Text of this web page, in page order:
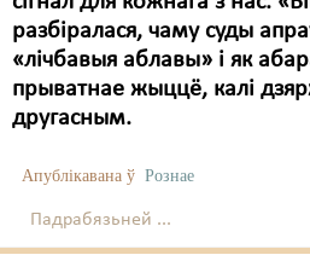
разбіралася, чаму суды
«лічбавыя аблавы» і як
прыватнае жыццё, калі
другасным.
Апублікавана ў Рознае
Падрабязьней ...